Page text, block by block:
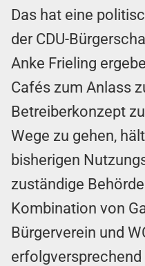
Das hat eine
der CDU-
Anke Frieling
Cafés zum Anlass
Betreiberkonzept
Wege zu gehen,
bisherigen
zuständige
Kombination von
Bürgerverein und
erfolgversprechend